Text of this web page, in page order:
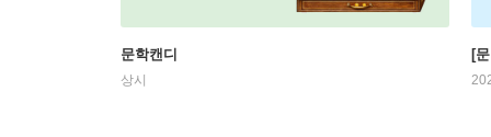
문학캔디
상시
[